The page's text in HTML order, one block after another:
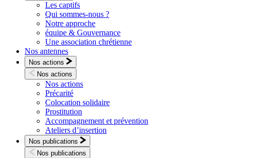
Les captifs
Qui sommes-nous ?
Notre approche
équipe & Gouvernance
Une association chrétienne
Nos antennes
Nos actions
Nos actions
Nos actions
Précarité
Colocation solidaire
Prostitution
Accompagnement et prévention
Ateliers d’insertion
Nos publications
Nos publications